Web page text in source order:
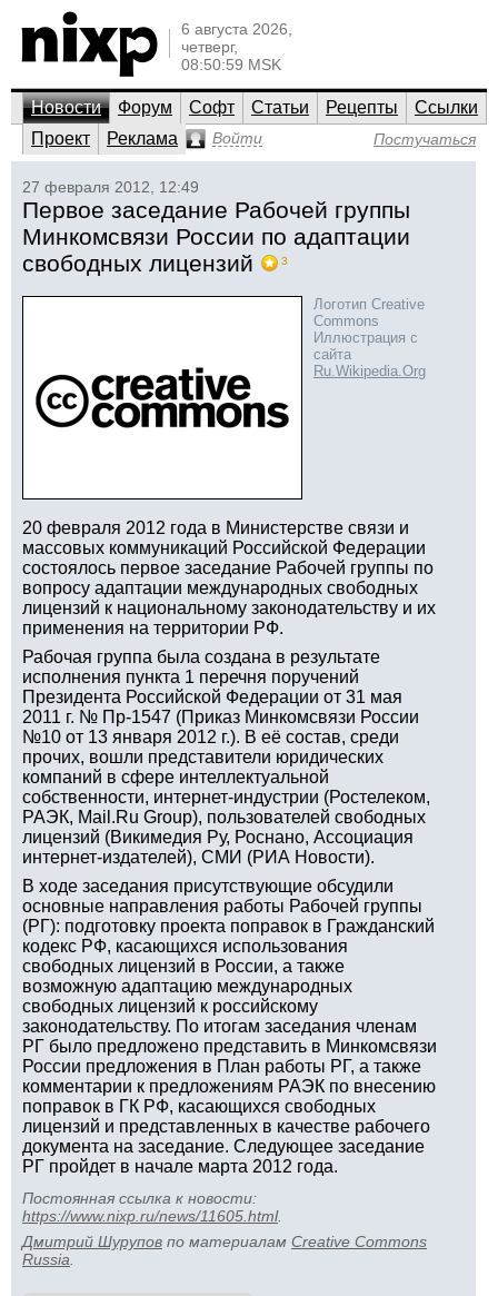
6 августа 2026,
четверг,
08:50:59 MSK
Новости Форум Софт Статьи Рецепты
Ссылки
Проект
Реклама Войти Постучаться
27 февраля 2012, 12:49
Первое заседание Рабочей группы
Минкомсвязи России по адаптации
свободных лицензий
3
Логотип Creative
Commons
Иллюстрация с
сайта
Ru.Wikipedia.Org
20 февраля 2012 года в Министерстве связи и
массовых коммуникаций Российской Федерации
состоялось первое заседание Рабочей группы по
вопросу адаптации международных свободных
лицензий к национальному законодательству и их
применения на территории РФ.
Рабочая группа была создана в результате
исполнения пункта 1 перечня поручений
Президента Российской Федерации от 31 мая
2011 г. № Пр-1547 (Приказ Минкомсвязи России
№10 от 13 января 2012 г.). В её состав, среди
прочих, вошли представители юридических
компаний в сфере интеллектуальной
собственности, интернет-индустрии (Ростелеком,
РАЭК, Mail.Ru Group), пользователей свободных
лицензий (Викимедия Ру, Роснано, Ассоциация
интернет-издателей), СМИ (РИА Новости).
В ходе заседания присутствующие обсудили
основные направления работы Рабочей группы
(РГ): подготовку проекта поправок в Гражданский
кодекс РФ, касающихся использования
свободных лицензий в России, а также
возможную адаптацию международных
свободных лицензий к российскому
законодательству. По итогам заседания членам
РГ было предложено представить в Минкомсвязи
России предложения в План работы РГ, а также
комментарии к предложениям РАЭК по внесению
поправок в ГК РФ, касающихся свободных
лицензий и представленных в качестве рабочего
документа на заседание. Следующее заседание
РГ пройдет в начале марта 2012 года.
Постоянная ссылка к новости:
https://www.nixp.ru/news/11605.html.
Дмитрий Шурупов по материалам Creative Commons
Russia